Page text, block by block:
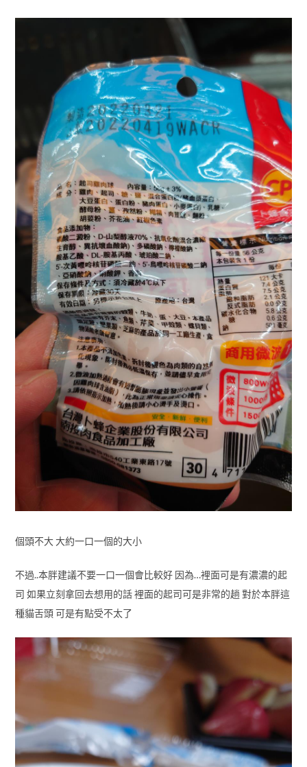
個頭不大 大約一口一個的大小
不過..本胖建議不要一口一個會比較好 因為…裡面可是有濃濃的起
司 如果立刻拿回去想用的話 裡面的起司可是非常的趟 對於本胖這
種貓舌頭 可是有點受不太了